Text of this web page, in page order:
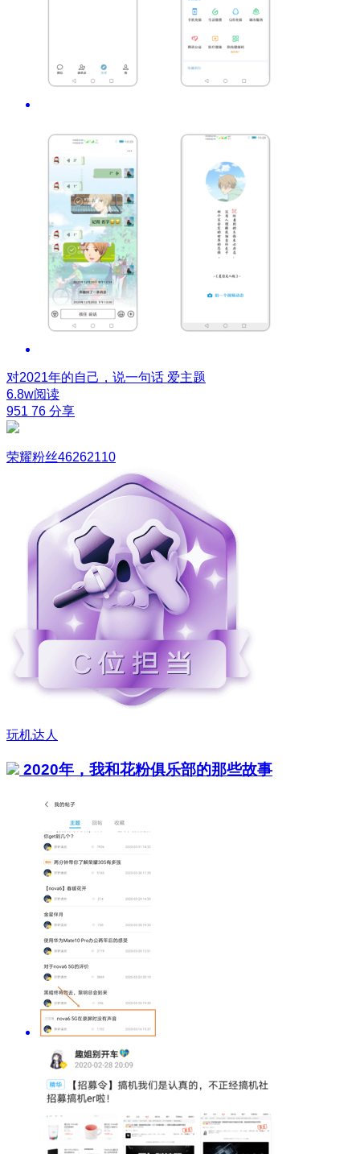
对2021年的自己，说一句话 爱主题
6.8w阅读
951 76 分享
荣耀粉丝46262110
玩机达人
2020年，我和花粉俱乐部的那些故事